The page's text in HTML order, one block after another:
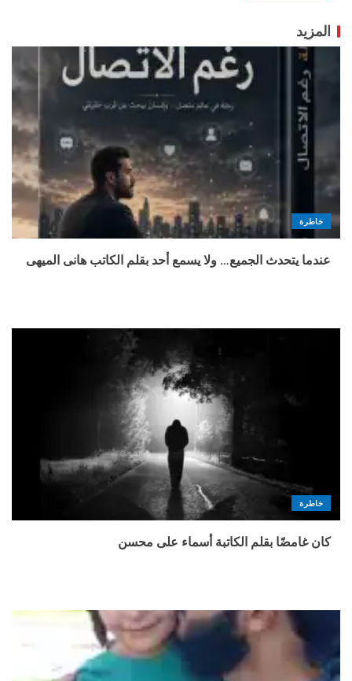
المزيد
خاطرة
عندما يتحدث الجميع… ولا يسمع أحد بقلم الكاتب هانى الميهى
خاطرة
كان غامضًا بقلم الكاتبة أسماء على محسن